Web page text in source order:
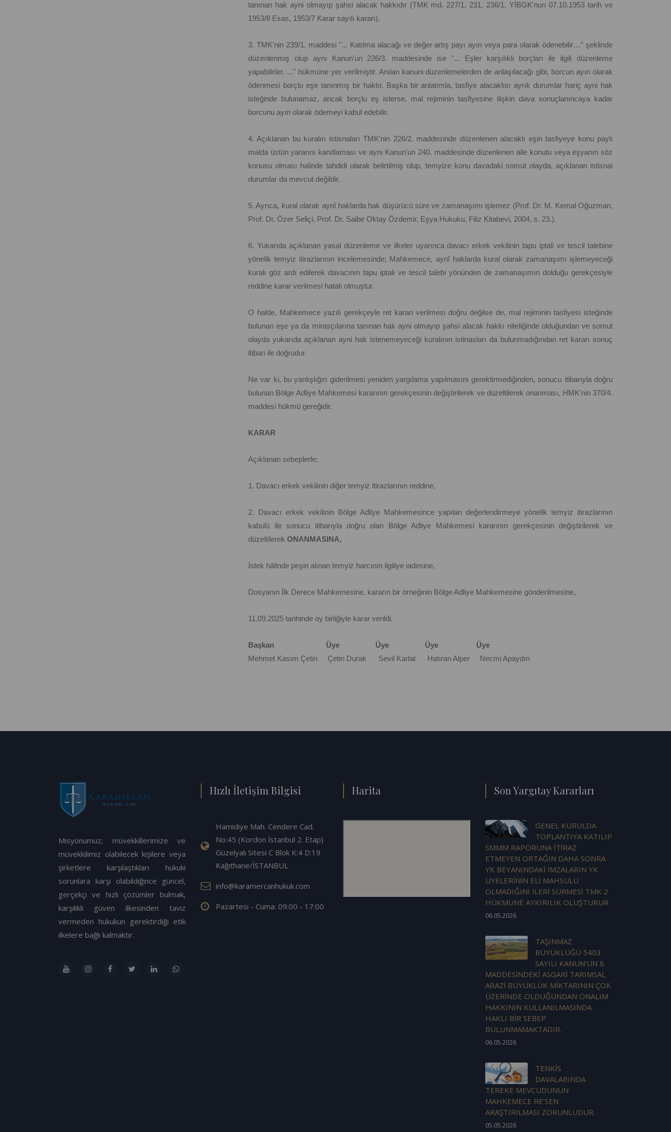
tanınan hak ayni olmayıp şahsi alacak hakkıdır (TMK md. 227/1, 231, 236/1, YİBGK'nun 07.10.1953 tarih ve
1953/8 Esas, 1953/7 Karar sayılı kararı).
3. TMK'nin 239/1. maddesi "... Katılma alacağı ve değer artış payı ayın veya para olarak ödenebilir…” şeklinde
düzenlenmiş olup aynı Kanun'un 226/3. maddesinde ise "... Eşler karşılıklı borçları ile ilgili düzenleme
yapabilirler. ..." hükmüne yer verilmiştir. Anılan kanuni düzenlemelerden de anlaşılacağı gibi, borcun ayın olarak
ödenmesi borçlu eşe tanınmış bir haktır. Başka bir anlatımla, tasfiye alacaklısı ayrık durumlar hariç ayni hak
isteğinde bulunamaz, ancak borçlu eş isterse, mal rejiminin tasfiyesine ilişkin dava sonuçlanıncaya kadar
borcunu ayın olarak ödemeyi kabul edebilir.
4. Açıklanan bu kuralın istisnaları TMK'nin 226/2. maddesinde düzenlenen alacaklı eşin tasfiyeye konu paylı
malda üstün yararını kanıtlaması ve aynı Kanun'un 240. maddesinde düzenlenen aile konutu veya eşyanın söz
konusu olması halinde tahdidi olarak belirtilmiş olup, temyize konu davadaki somut olayda, açıklanan istisnai
durumlar da mevcut değildir.
5. Ayrıca, kural olarak aynî haklarda hak düşürücü süre ve zamanaşımı işlemez (Prof. Dr. M. Kemal Oğuzman,
Prof. Dr. Özer Seliçi, Prof. Dr. Saibe Oktay Özdemir, Eşya Hukuku, Filiz Kitabevi, 2004, s. 23.).
6. Yukarıda açıklanan yasal düzenleme ve ilkeler uyarınca davacı erkek vekilinin tapu iptali ve tescil talebine
yönelik temyiz itirazlarının incelemesinde; Mahkemece, aynî haklarda kural olarak zamanaşımı işlemeyeceği
kuralı göz ardı edilerek davacının tapu iptali ve tescil talebi yönünden de zamanaşımın dolduğu gerekçesiyle
reddine karar verilmesi hatalı olmuştur.
O halde, Mahkemece yazılı gerekçeyle ret kararı verilmesi doğru değilse de, mal rejiminin tasfiyesi isteğinde
bulunan eşe ya da mirasçılarına tanınan hak ayni olmayıp şahsi alacak hakkı niteliğinde olduğundan ve somut
olayda yukarıda açıklanan ayni hak istenemeyeceği kuralının istinasları da bulunmadığından ret kararı sonuç
itibari ile doğrudur.
Ne var ki, bu yanlışlığın giderilmesi yeniden yargılama yapılmasını gerektirmediğinden, sonucu itibarıyla doğru
bulunan Bölge Adliye Mahkemesi kararının gerekçesinin değiştirilerek ve düzeltilerek onanması, HMK'nin 370/4.
maddesi hükmü gereğidir.
KARAR
Açıklanan sebeplerle;
1. Davacı erkek vekilinin diğer temyiz itirazlarının reddine,
2. Davacı erkek vekilinin Bölge Adliye Mahkemesince yapılan değerlendirmeye yönelik temyiz itirazlarının
kabulü ile sonucu itibarıyla doğru olan Bölge Adliye Mahkemesi kararının gerekçesinin değiştirilerek ve
düzeltilerek ONANMASINA,
İstek hâlinde peşin alınan temyiz harcının ilgiliye iadesine,
Dosyanın İlk Derece Mahkemesine, kararın bir örneğinin Bölge Adliye Mahkemesine gönderilmesine,
11.09.2025 tarihinde oy birliğiyle karar verildi.
Başkan Üye Üye Üye Üye
Mehmet Kasım Çetin Çetin Durak Sevil Kartal Hatıran Alper Necmi Apaydın
Misyonumuz; müvekkillerimize ve
müvekkilimiz olabilecek kişilere veya
şirketlere karşılaştıkları hukuki
sorunlara karşı olabildiğince güncel,
gerçekçi ve hızlı çözümler bulmak,
karşılıklı güven ilkesinden taviz
vermeden hukukun gerektirdiği etik
ilkelere bağlı kalmaktır.
Hızlı İletişim Bilgisi
Hamidiye Mah. Cendere Cad.
No:45 (Kordon İstanbul 2. Etap)
Güzelyalı Sitesi C Blok K:4 D:19
Kağıthane/İSTANBUL
info@karamercanhukuk.com
Pazartesi - Cuma: 09:00 - 17:00
Harita Son Yargıtay Kararları
GENEL KURULDA
TOPLANTIYA KATILIP
SMMM RAPORUNA İTİRAZ
ETMEYEN ORTAĞIN DAHA SONRA
YK BEYANINDAKİ İMZALARIN YK
ÜYELERİNİN ELİ MAHSULÜ
OLMADIĞINI İLERİ SÜRMESİ TMK 2
HÜKMÜNE AYKIRILIK OLUŞTURUR
06.05.2026
TAŞINMAZ
BÜYÜKLÜĞÜ 5403
SAYILI KANUN’UN 8.
MADDESİNDEKİ ASGARİ TARIMSAL
ARAZİ BÜYÜKLÜK MİKTARININ ÇOK
ÜZERİNDE OLDUĞUNDAN ÖNALIM
HAKKININ KULLANILMASINDA
HAKLI BİR SEBEP
BULUNMAMAKTADIR.
06.05.2026
TENKİS
DAVALARINDA
TEREKE MEVCUDUNUN
MAHKEMECE RE'SEN
ARAŞTIRILMASI ZORUNLUDUR.
05.05.2026